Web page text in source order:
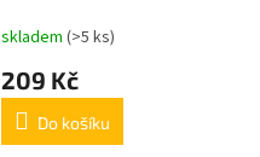
skladem (>5 ks)
209 Kč
Do košíku